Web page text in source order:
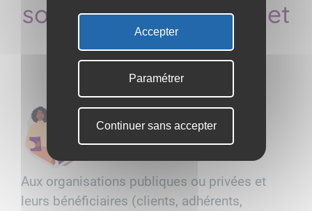
solutions sur mesure et
adaptées
Aux organisations publiques ou privées et
leurs bénéficiaires (clients, adhérents,
Accepter
Continuer sans accepter
Paramétrer